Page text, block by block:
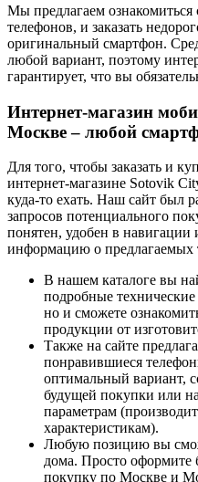
Мы предлагаем
телефонов, и заказать
оригинальный смартфон.
любой вариант, поэтому
гарантирует, что вы
Интернет-магазин
Москве – любой
Для того, чтобы заказать и
интернет-магазине Sotovik
куда-то ехать. Наш сайт был
запросов потенциального
понятен, удобен в
информацию о предлагаемых
В нашем каталоге вы
подробные
но и сможете
продукции от
Также на сайте
понравившиеся
оптимальный вариант,
будущей покупки или
параметрам
характеристикам).
Любую позицию вы
дома. Просто оформите
покупку по Москве и